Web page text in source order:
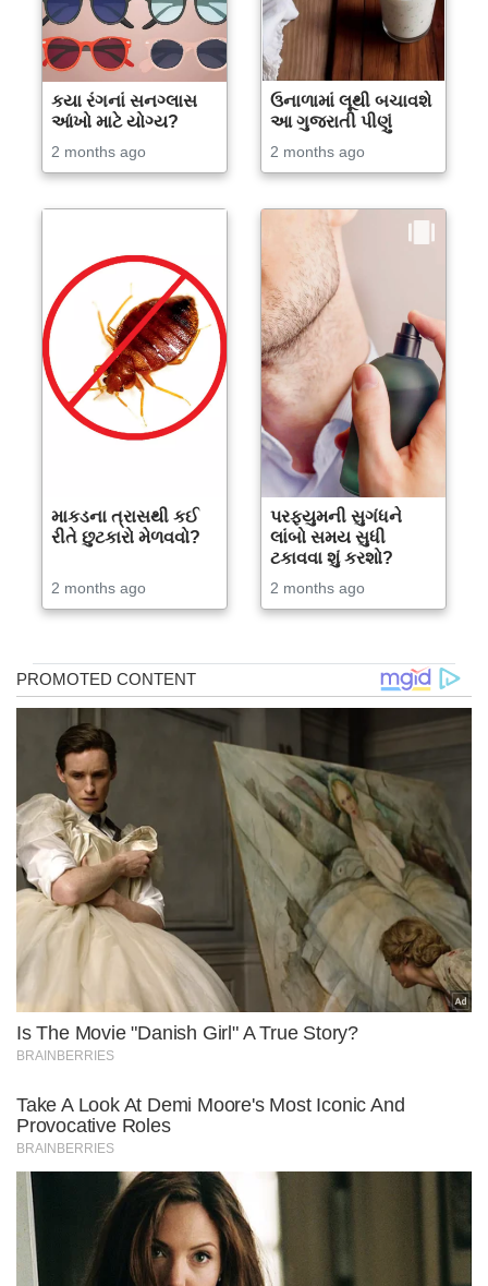
કયા રંગનાં સનગ્લાસ
આંખો માટે યોગ્ય?
2 months ago
ઉનાળામાં લૂથી બચાવશે
આ ગુજરાતી પીણું
2 months ago
માકડના ત્રાસથી કઈ
રીતે છુટકારો મેળવવો?
2 months ago
પરફ્યુમની સુગંધને
લાંબો સમય સુધી
ટકાવવા શું કરશો?
2 months ago